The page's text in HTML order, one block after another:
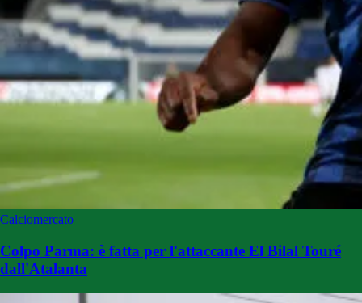
Calciomercato
Colpo Parma: è fatta per l'attaccante El Bilal Touré
dall'Atalanta